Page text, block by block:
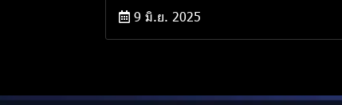
9 มิ.ย. 2025